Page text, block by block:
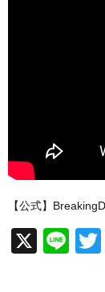
【公式】
X
Li